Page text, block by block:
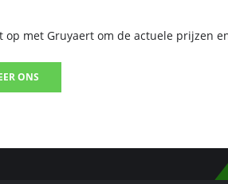
op met Gruyaert om de actuele prijzen
ONS